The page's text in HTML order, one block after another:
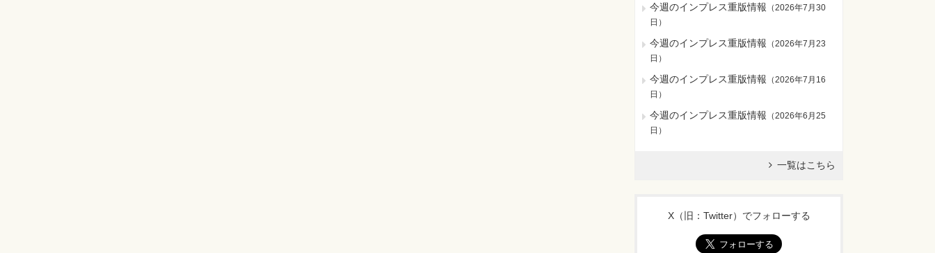
今週のインプレス重版情報 （2026年7月30
日 ）
今週のインプレス重版情報 （2026年7月23
日 ）
今週のインプレス重版情報 （2026年7月16
日 ）
今週のインプレス重版情報 （2026年6月25
日 ）
一覧はこちら
X（旧：Twitter）でフォローする